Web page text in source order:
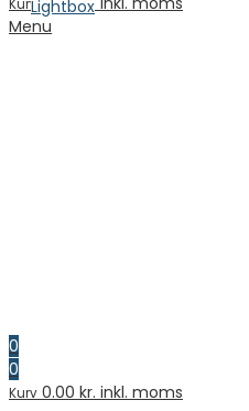
Kurv
Menu
0
0
Kurv 0.00 kr. inkl. moms
Lightbox